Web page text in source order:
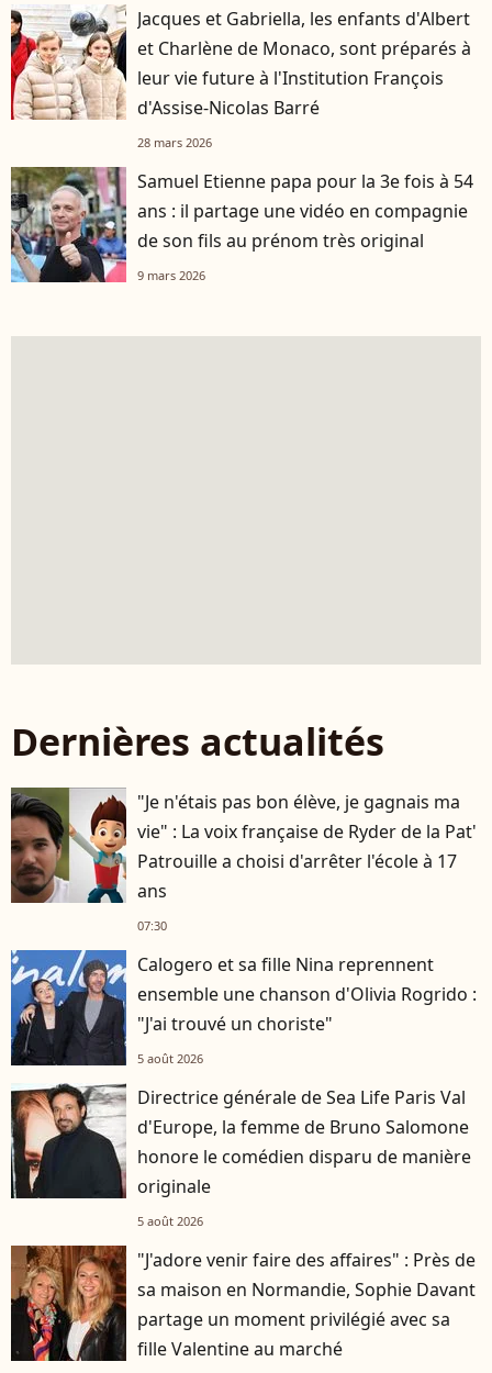
Jacques et Gabriella, les enfants d'Albert
et Charlène de Monaco, sont préparés à
leur vie future à l'Institution François
d'Assise-Nicolas Barré
28 mars 2026
Samuel Etienne papa pour la 3e fois à 54
ans : il partage une vidéo en compagnie
de son fils au prénom très original
9 mars 2026
Dernières actualités
"Je n'étais pas bon élève, je gagnais ma
vie" : La voix française de Ryder de la Pat'
Patrouille a choisi d'arrêter l'école à 17
ans
07:30
Calogero et sa fille Nina reprennent
ensemble une chanson d'Olivia Rogrido :
"J'ai trouvé un choriste"
5 août 2026
Directrice générale de Sea Life Paris Val
d'Europe, la femme de Bruno Salomone
honore le comédien disparu de manière
originale
5 août 2026
"J'adore venir faire des affaires" : Près de
sa maison en Normandie, Sophie Davant
partage un moment privilégié avec sa
fille Valentine au marché